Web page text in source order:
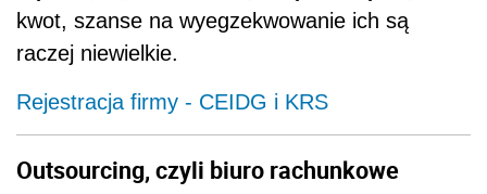
kwot, szanse na wyegzekwowanie ich są
raczej niewielkie.
Rejestracja firmy - CEIDG i KRS
Outsourcing, czyli biuro rachunkowe